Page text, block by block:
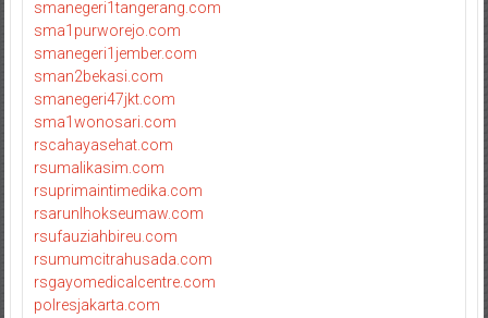
smanegeri1tangerang.com
sma1purworejo.com
smanegeri1jember.com
sman2bekasi.com
smanegeri47jkt.com
sma1wonosari.com
rscahayasehat.com
rsumalikasim.com
rsuprimaintimedika.com
rsarunlhokseumaw.com
rsufauziahbireu.com
rsumumcitrahusada.com
rsgayomedicalcentre.com
polresjakarta.com